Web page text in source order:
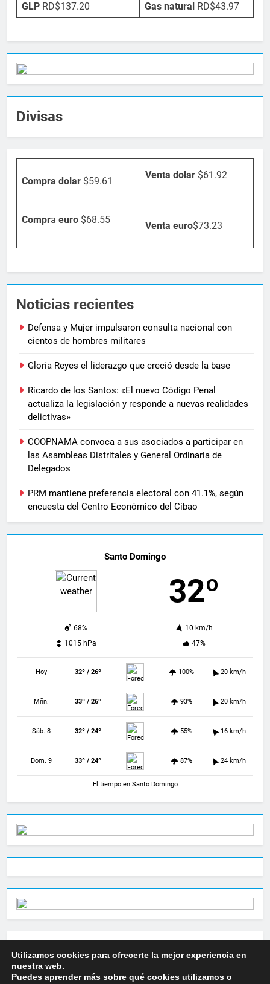
GLP RD$137.20 Gas natural RD$43.97
Divisas
Compra dolar $59.61
Venta dolar $61.92
Compra euro $68.55
Venta euro$73.23
Noticias recientes
Defensa y Mujer impulsaron consulta nacional con
cientos de hombres militares
Gloria Reyes el liderazgo que creció desde la base
Ricardo de los Santos: «El nuevo Código Penal
actualiza la legislación y responde a nuevas realidades
delictivas»
COOPNAMA convoca a sus asociados a participar en
las Asambleas Distritales y General Ordinaria de
Delegados
PRM mantiene preferencia electoral con 41.1%, según
encuesta del Centro Económico del Cibao
Santo Domingo
32º
68%
10 km/h
1015 hPa
47%
Hoy 32º / 26º 100% 20 km/h
Mñn. 33º / 26º 93% 20 km/h
Sáb. 8 32º / 24º 55% 16 km/h
Dom. 9 33º / 24º 87% 24 km/h
El tiempo en Santo Domingo
Utilizamos cookies para ofrecerte la mejor experiencia en
nuestra web.
Puedes aprender más sobre qué cookies utilizamos o